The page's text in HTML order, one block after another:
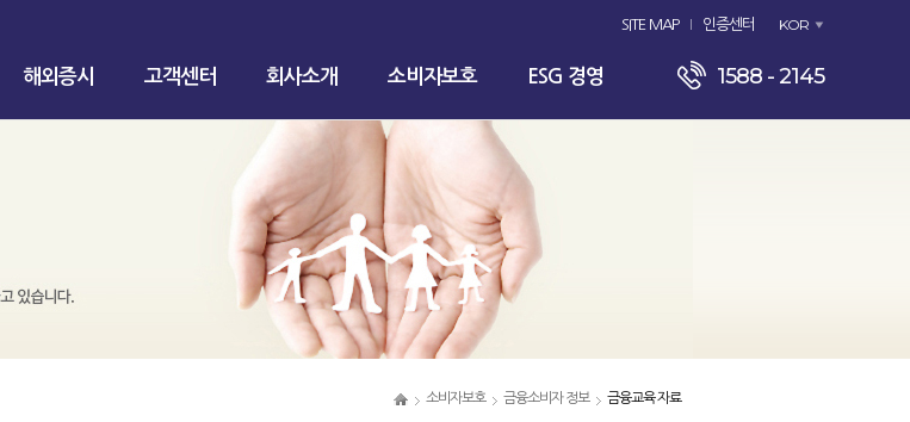
SITE MAP 인증센터 KOR
해외증시 고객센터 회사소개 소비자보호 ESG 경영 1588 - 2145
소비자보호 금융소비자 정보 금융교육 자료